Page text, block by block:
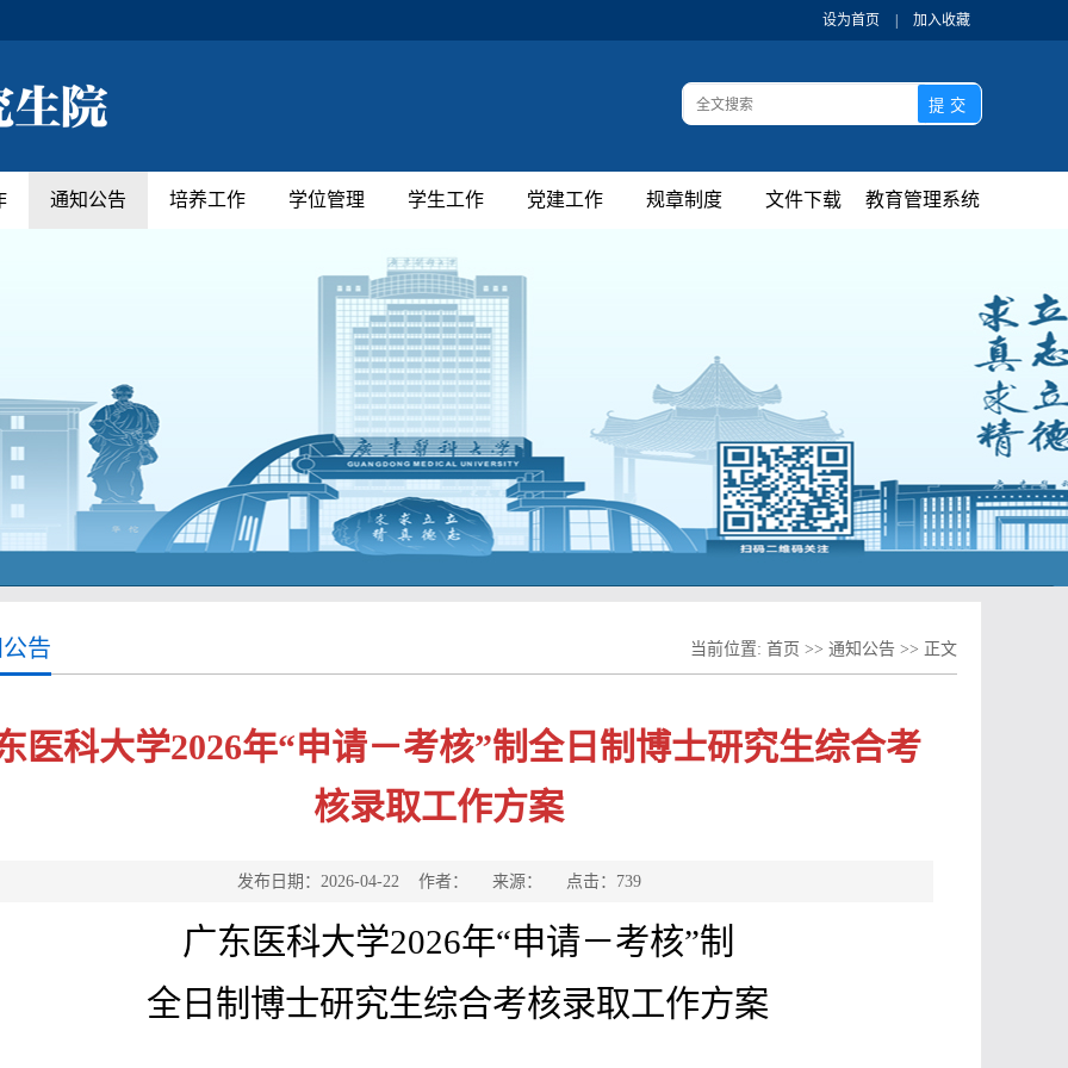
设为首页 加入收藏
通知公告 培养工作 学位管理 学生工作 党建工作 规章制度 文件下载 教育管理系统
告 当前位置: 首页 >> 通知公告 >> 正文
医科大学2026年“申请－考核”制全日制博士研究生综合考
核录取工作方案
发布日期：2026-04-22 作者： 来源： 点击： 739
广东医科大学2026年“申请－考核”制
全日制 博士研究生综合考核录取工作方案